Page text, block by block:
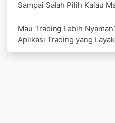
Sampai Salah Pilih Kalau
Mau Trading Lebih
Aplikasi Trading yang